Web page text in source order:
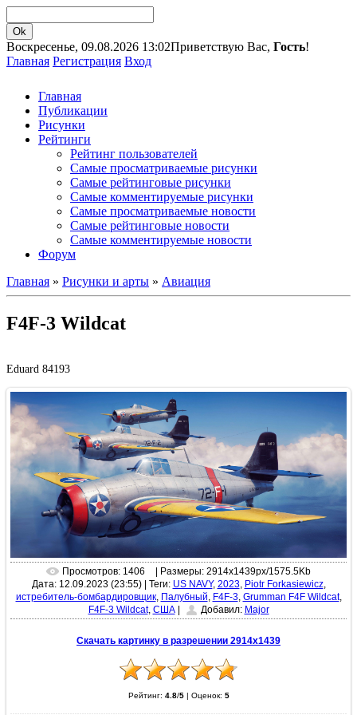
Воскресенье, 09.08.2026 13:02Приветствую Вас, Гость!
Главная Регистрация Вход
Главная
Публикации
Рисунки
Рейтинги
Рейтинг пользователей
Самые просматриваемые рисунки
Самые рейтинговые рисунки
Самые комментируемые рисунки
Самые просматриваемые новости
Самые рейтинговые новости
Самые комментируемые новости
Форум
Главная » Рисунки и арты » Авиация
F4F-3 Wildcat
Eduard 84193
Просмотров: 1406
| Размеры: 2914x1439px/1575.5Kb
Дата: 12.09.2023 (23:55)| Теги: US NAVY, 2023, Piotr Forkasiewicz,
истребитель-бомбардировщик, Палубный, F4F-3, Grumman F4F Wildcat,
F4F-3 Wildcat, США| Добавил: Major
Скачать картинку в разрешении 2914x1439
Рейтинг: 4.8/5| Оценок: 5